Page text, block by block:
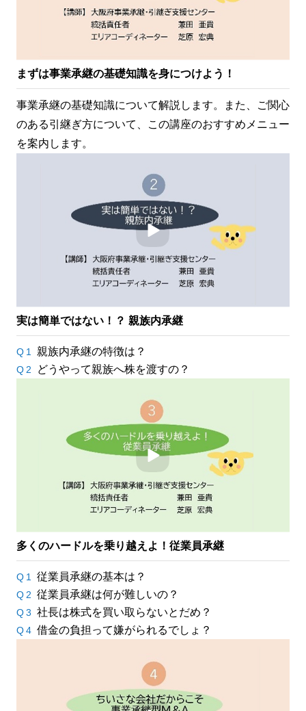
まずは事業承継の基礎知識を身につけよう！
事業承継の基礎知識について解説します。また、ご関心
のある引継ぎ方について、この講座のおすすめメニュー
を案内します。
実は簡単ではない！？ 親族内承継
Q1 親族内承継の特徴は？
Q2 どうやって親族へ株を渡すの？
多くのハードルを乗り越えよ！従業員承継
Q1 従業員承継の基本は？
Q2 従業員承継は何が難しいの？
Q3 社長は株式を買い取らないとだめ？
Q4 借金の負担って嫌がられるでしょ？